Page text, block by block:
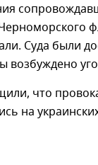
Суда были
возбуждено
что
на